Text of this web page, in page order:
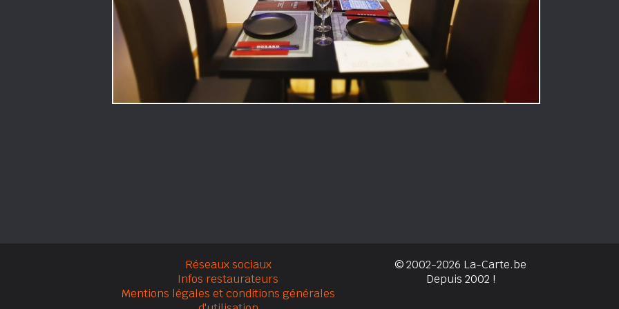
Réseaux sociaux
Infos restaurateurs
Mentions légales et conditions générales
© 2002-2026 La-Carte.be
Depuis 2002 !